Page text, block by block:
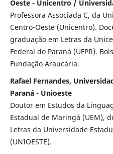
Oeste - Unicentro /
Professora Associada C, da
Centro-Oeste (Unicentro).
graduação em Letras da
Federal do Paraná (UFPR).
Fundação Araucária.
Rafael Fernandes,
Paraná - Unioeste
Doutor em Estudos da
Estadual de Maringá (UEM),
Letras da Universidade
(UNIOESTE).